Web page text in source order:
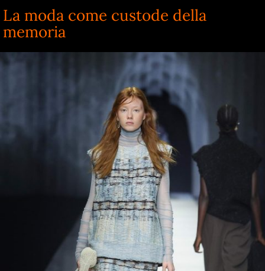
La moda come custode della
memoria